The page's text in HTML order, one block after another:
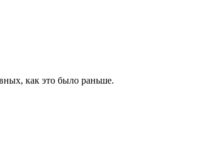
как это было раньше.